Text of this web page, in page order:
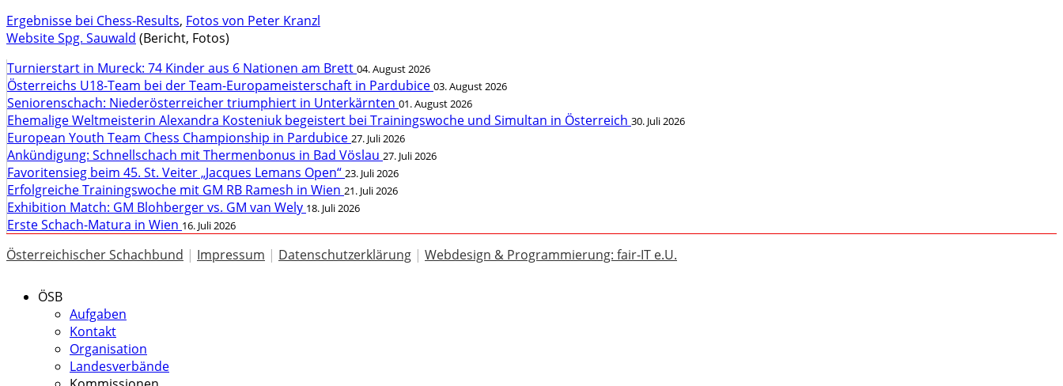
Ergebnisse bei Chess-Results, Fotos von Peter Kranzl
Website Spg. Sauwald (Bericht, Fotos)
Turnierstart in Mureck: 74 Kinder aus 6 Nationen am Brett 04. August 2026
Österreichs U18-Team bei der Team-Europameisterschaft in Pardubice 03. August 2026
Seniorenschach: Niederösterreicher triumphiert in Unterkärnten 01. August 2026
Ehemalige Weltmeisterin Alexandra Kosteniuk begeistert bei Trainingswoche und Simultan in Österreich 30. Juli 2026
European Youth Team Chess Championship in Pardubice 27. Juli 2026
Ankündigung: Schnellschach mit Thermenbonus in Bad Vöslau 27. Juli 2026
Favoritensieg beim 45. St. Veiter „Jacques Lemans Open“ 23. Juli 2026
Erfolgreiche Trainingswoche mit GM RB Ramesh in Wien 21. Juli 2026
Exhibition Match: GM Blohberger vs. GM van Wely 18. Juli 2026
Erste Schach-Matura in Wien 16. Juli 2026
Österreichischer Schachbund | Impressum | Datenschutzerklärung | Webdesign & Programmierung: fair-IT e.U.
ÖSB
Aufgaben
Kontakt
Organisation
Landesverbände